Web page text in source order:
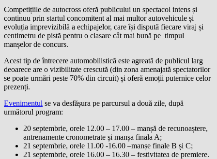
Competițiile de autocross oferă publicului un spectacol intens și
continuu prin startul concomitent al mai multor autovehicule și
evoluția imprevizibilă a echipajelor, care își dispută fiecare viraj și
centimetru de pistă pentru o clasare cât mai bună pe timpul
manșelor de concurs.
Acest tip de întrecere automobilistică este agreată de publicul larg
deoarece are o vizibilitate crescută (din zona amenajată spectatorilor
se poate urmări peste 70% din circuit) și oferă emoții puternice celor
prezenți.
Evenimentul se va desfășura pe parcursul a două zile, după
următorul program:
20 septembrie, orele 12.00 – 17.00 – manșă de recunoaștere,
antrenamente cronometrate și manșa finala A;
21 septembrie, orele 11.00 -16.00 –manșe finale B și C;
21 septembrie, orele 16.00 – 16.30 – festivitatea de premiere.